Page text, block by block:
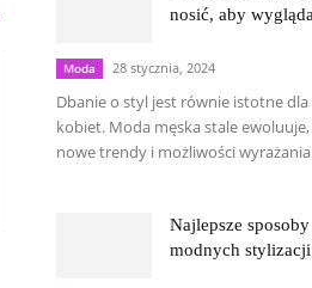
nosić, aby
Moda 28 stycznia, 2024
Dbanie o styl jest równie istotne dla
kobiet. Moda męska stale
nowe trendy i możliwości wyrażania
Najlepsze
modnych